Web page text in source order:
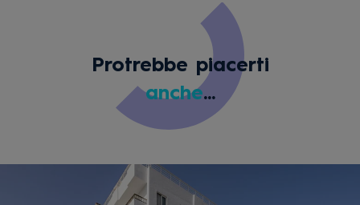
Protrebbe piacerti
anche...